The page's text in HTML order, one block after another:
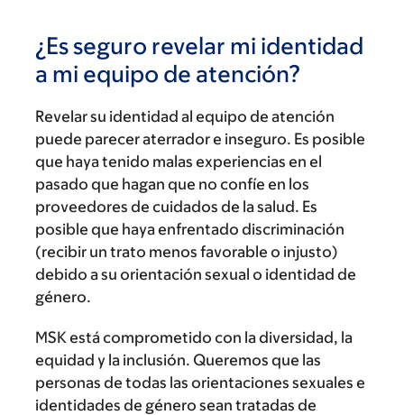
¿Es seguro revelar mi identidad
a mi equipo de atención?
Revelar su identidad al equipo de atención
puede parecer aterrador e inseguro. Es posible
que haya tenido malas experiencias en el
pasado que hagan que no confíe en los
proveedores de cuidados de la salud. Es
posible que haya enfrentado discriminación
(recibir un trato menos favorable o injusto)
debido a su orientación sexual o identidad de
género.
MSK está comprometido con la diversidad, la
equidad y la inclusión. Queremos que las
personas de todas las orientaciones sexuales e
identidades de género sean tratadas de